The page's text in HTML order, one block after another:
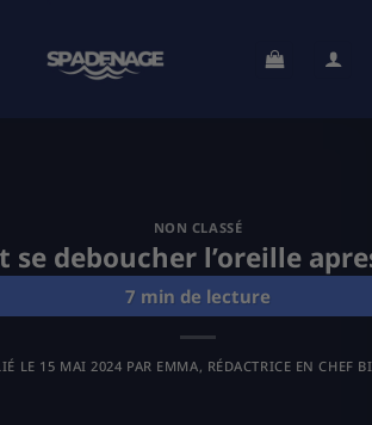
NON CLASSÉ
se deboucher l’oreille
LE 15 MAI 2024 PAR EMMA, RÉDACTRICE EN CHEF